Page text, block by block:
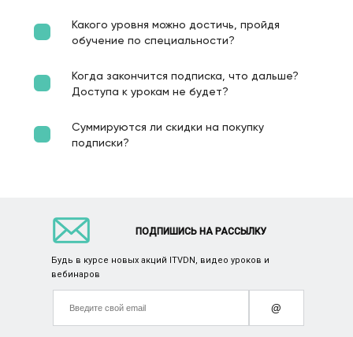
Какого уровня можно достичь, пройдя
обучение по специальности?
Когда закончится подписка, что дальше?
Доступа к урокам не будет?
Суммируются ли скидки на покупку
подписки?
ПОДПИШИСЬ НА РАССЫЛКУ
Будь в курсе новых акций ITVDN, видео уроков и
вебинаров
@